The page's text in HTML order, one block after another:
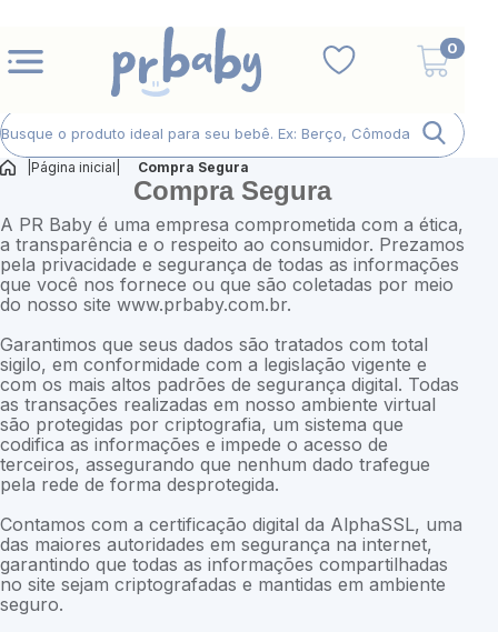
0
Página inicial Compra Segura
Compra Segura
A PR Baby é uma empresa comprometida com a ética,
a transparência e o respeito ao consumidor. Prezamos
pela privacidade e segurança de todas as informações
que você nos fornece ou que são coletadas por meio
do nosso site www.prbaby.com.br.
Garantimos que seus dados são tratados com total
sigilo, em conformidade com a legislação vigente e
com os mais altos padrões de segurança digital. Todas
as transações realizadas em nosso ambiente virtual
são protegidas por criptografia, um sistema que
codifica as informações e impede o acesso de
terceiros, assegurando que nenhum dado trafegue
pela rede de forma desprotegida.
Contamos com a certificação digital da AlphaSSL, uma
das maiores autoridades em segurança na internet,
garantindo que todas as informações compartilhadas
no site sejam criptografadas e mantidas em ambiente
seguro.